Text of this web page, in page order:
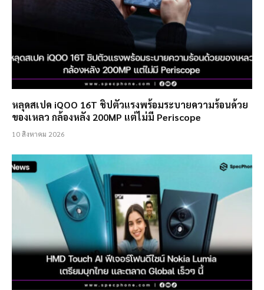
หลุดสเปค iQOO 16T ชิปตัวแรงพร้อมระบายความร้อนด้วย
ของเหลว กล้องหลัง 200MP แต่ไม่มี Periscope
10 สิงหาคม 2026